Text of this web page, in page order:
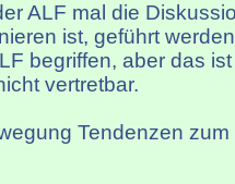
ALF mal die
ist, geführt
begriffen, aber das
vertretbar.
Tendenzen